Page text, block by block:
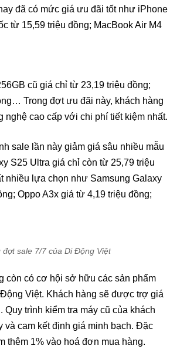
đã có mức giá ưu đãi tốt như iPhone
từ 15,59 triệu đồng; MacBook Air M4
cũ giá chỉ từ 23,19 triệu đồng;
Trong đợt ưu đãi này, khách hàng
nghệ cao cấp với chi phí tiết kiệm nhất.
sale lần này giảm giá sâu nhiều mẫu
S25 Ultra giá chỉ còn từ 25,79 triệu
nhiều lựa chọn như Samsung Galaxy
Oppo A3x giá từ 4,19 triệu đồng;
sale 7/7 của Di Động Việt
còn có cơ hội sở hữu các sản phẩm
Việt. Khách hàng sẽ được trợ giá
trình kiểm tra máy cũ của khách
và cam kết định giá minh bạch. Đặc
thêm 1% vào hoá đơn mua hàng.